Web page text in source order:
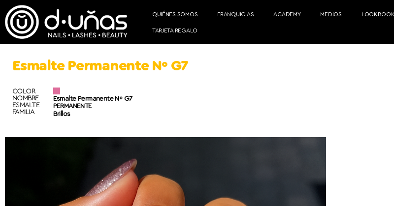
QUIÉNES SOMOS FRANQUICIAS ACADEMY MEDIOS LOOKBOOK
TARJETA REGALO
Esmalte Permanente Nº G7
COLOR
NOMBRE
ESMALTE
FAMILIA
Esmalte Permanente Nº G7
PERMANENTE
Brillos